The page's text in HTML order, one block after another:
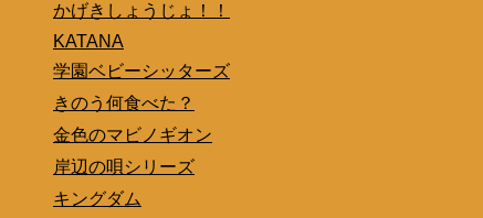
かげきしょうじょ！！
KATANA
学園ベビーシッターズ
きのう何食べた？
金色のマビノギオン
岸辺の唄シリーズ
キングダム